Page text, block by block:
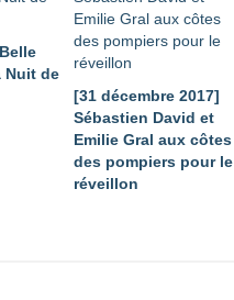
Nuit de
[31 décembre 2017]
Sébastien David et
Emilie Gral aux côtes
des pompiers pour le
réveillon